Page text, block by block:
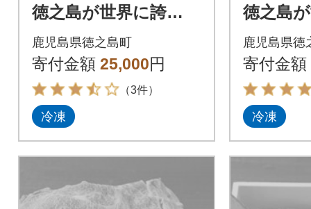
徳之島が世界に誇
る“のざき牛”モモす
き焼きギフト
鹿児島県徳之島町
寄付金額 25,000円
（3件）
冷凍
徳之島
る“のざ
インス
鹿児島県徳
寄付金額
冷凍